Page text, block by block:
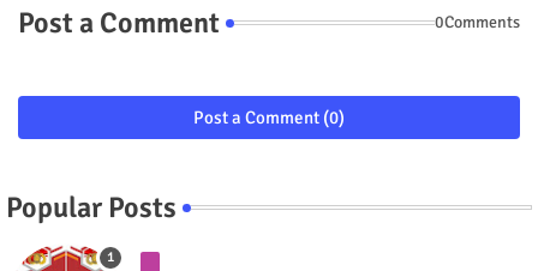
Post a Comment 0Comments
Post a Comment (0)
Popular Posts